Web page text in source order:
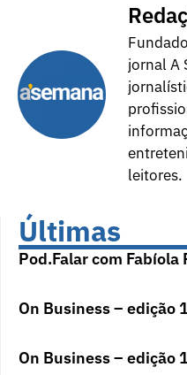
jornal A
leitores.
Últimas
Pod.Falar com
On Business – edição
On Business – edição